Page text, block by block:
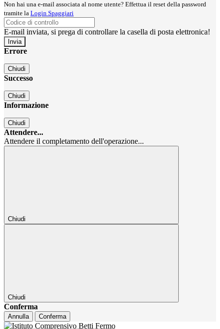
Non hai una e-mail associata al nome utente? Effettua il reset della password
tramite la Login Spaggiari
E-mail inviata, si prega di controllare la casella di posta elettronica!
Errore
Chiudi
Successo
Chiudi
Informazione
Chiudi
Attendere...
Attendere il completamento dell'operazione...
Chiudi
Chiudi
Conferma
Annulla Conferma